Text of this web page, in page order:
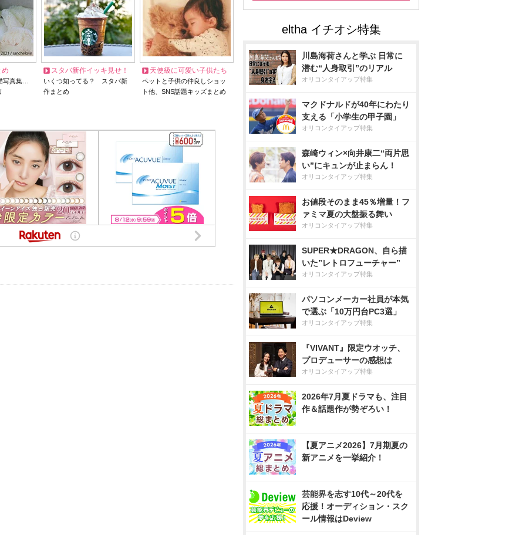
め
写真集…
スタバ新作イッキ見せ！
いくつ知ってる？ スタバ新
作まとめ
天使級に可愛い子供たち
ペットと子供の仲良しショッ
ト他、SNS話題キッズまとめ
川島海荷さんと学ぶ 日常に
潜む“人身取引”のリアル
オリコンタイアップ特集
マクドナルドが40年にわたり
支える「小学生の甲子園」
オリコンタイアップ特集
森崎ウィン×向井康二“両片思
い”にキュンが止まらん！
オリコンタイアップ特集
お値段そのまま45％増量！フ
ァミマ夏の大盤振る舞い
オリコンタイアップ特集
SUPER★DRAGON、自ら描
いた”レトロフューチャー”
オリコンタイアップ特集
パソコンメーカー社員が本気
で選ぶ「10万円台PC3選」
オリコンタイアップ特集
『VIVANT』限定ウオッチ、
プロデューサーの感想は
オリコンタイアップ特集
2026年7月夏ドラマも、注目
作＆話題作が勢ぞろい！
【夏アニメ2026】7月期夏の
新アニメを一挙紹介！
芸能界を志す10代～20代を
応援！オーディション・スク
ール情報はDeview